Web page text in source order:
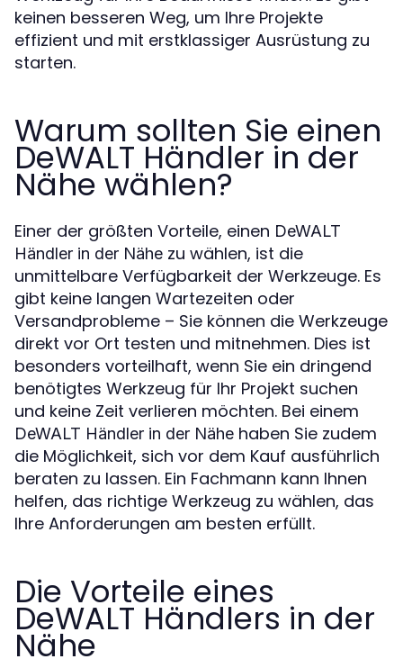
keinen besseren Weg, um Ihre Projekte
effizient und mit erstklassiger Ausrüstung zu
starten.
Warum sollten Sie einen
DeWALT Händler in der
Nähe wählen?
Einer der größten Vorteile, einen DeWALT
Händler in der Nähe zu wählen, ist die
unmittelbare Verfügbarkeit der Werkzeuge. Es
gibt keine langen Wartezeiten oder
Versandprobleme – Sie können die Werkzeuge
direkt vor Ort testen und mitnehmen. Dies ist
besonders vorteilhaft, wenn Sie ein dringend
benötigtes Werkzeug für Ihr Projekt suchen
und keine Zeit verlieren möchten. Bei einem
DeWALT Händler in der Nähe haben Sie zudem
die Möglichkeit, sich vor dem Kauf ausführlich
beraten zu lassen. Ein Fachmann kann Ihnen
helfen, das richtige Werkzeug zu wählen, das
Ihre Anforderungen am besten erfüllt.
Die Vorteile eines
DeWALT Händlers in der
Nähe